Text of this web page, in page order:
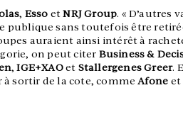
, Esso etNRJ Group. « D’autres
publique sans toutefois être
auraient ainsi intérêt à
on peut citer Business &
,IGE+XAOet Stallergenes Greer.
sortir de la cote, comme Afone et